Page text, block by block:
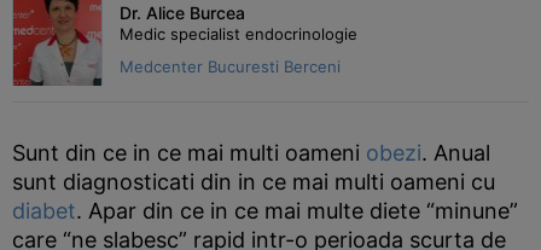
Dr. Alice Burcea
Medic specialist endocrinologie
Medcenter Bucuresti Berceni
Sunt din ce in ce mai multi oameni obezi. Anual
sunt diagnosticati din in ce mai multi oameni cu
diabet. Apar din ce in ce mai multe diete “minune”
care “ne slabesc” rapid intr-o perioada scurta de